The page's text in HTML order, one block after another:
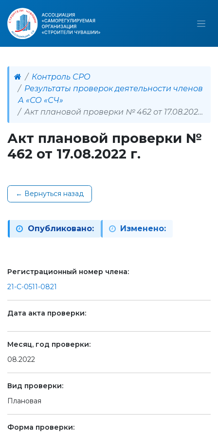
Контроль СРО
Результаты проверок деятельности членов
А «СО «СЧ»
Акт плановой проверки № 462 от 17.08.2022 г.
Акт плановой проверки №
462 от 17.08.2022 г.
← Вернуться назад
Опубликовано: Изменено:
Регистрационный номер члена:
21-С-0511-0821
Дата акта проверки:
Месяц, год проверки:
08.2022
Вид проверки:
Плановая
Форма проверки: